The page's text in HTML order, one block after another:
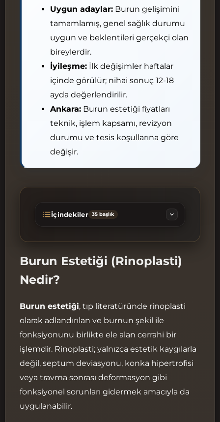
Uygun adaylar: Burun gelişimini
tamamlamış, genel sağlık durumu
uygun ve beklentileri gerçekçi olan
bireylerdir.
İyileşme: İlk değişimler haftalar
içinde görülür; nihai sonuç 12-18
ayda değerlendirilir.
Ankara: Burun estetiği fiyatları
teknik, işlem kapsamı, revizyon
durumu ve tesis koşullarına göre
değişir.
İçindekiler 35 başlık
Burun Estetiği (Rinoplasti) Nedir?
Kimler Rinoplasti İçin Uygundur?
ve Ultrasonik Piezo
Kapalı Rinoplasti
Rinoplasti) Nedir?
Burun Estetiği (Rinoplasti)
Nedir?
Burun estetiği, tıp literatüründe rinoplasti
olarak adlandırılan ve burnun şekil ile
fonksiyonunu birlikte ele alan cerrahi bir
işlemdir. Rinoplasti; yalnızca estetik kaygılarla
değil, septum deviasyonu, konka hipertrofisi
veya travma sonrası deformasyon gibi
fonksiyonel sorunları gidermek amacıyla da
uygulanabilir.